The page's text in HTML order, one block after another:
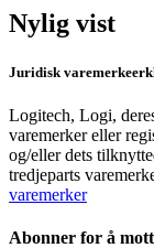
Nylig vist
Juridisk
Logitech, Logi,
varemerker eller
og/eller dets
tredjeparts
varemerker
Abonner for å